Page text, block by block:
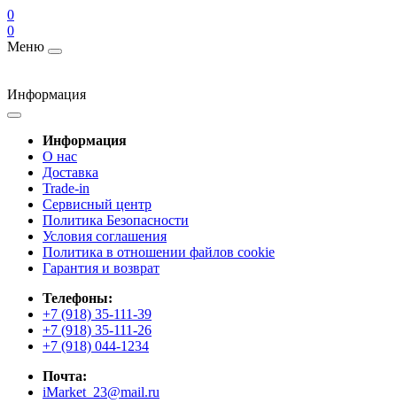
0
0
Меню
Информация
Информация
О нас
Доставка
Trade-in
Сервисный центр
Политика Безопасности
Условия соглашения
Политика в отношении файлов cookie
Гарантия и возврат
Телефоны:
+7 (918) 35-111-39
+7 (918) 35-111-26
+7 (918) 044-1234
Почта:
iMarket_23@mail.ru